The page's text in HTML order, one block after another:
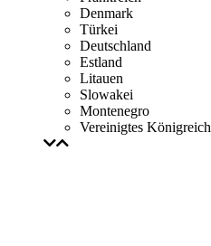
Denmark
Türkei
Deutschland
Estland
Litauen
Slowakei
Montenegro
Vereinigtes Königreich